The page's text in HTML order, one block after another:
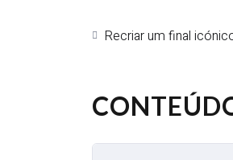
Recriar um final